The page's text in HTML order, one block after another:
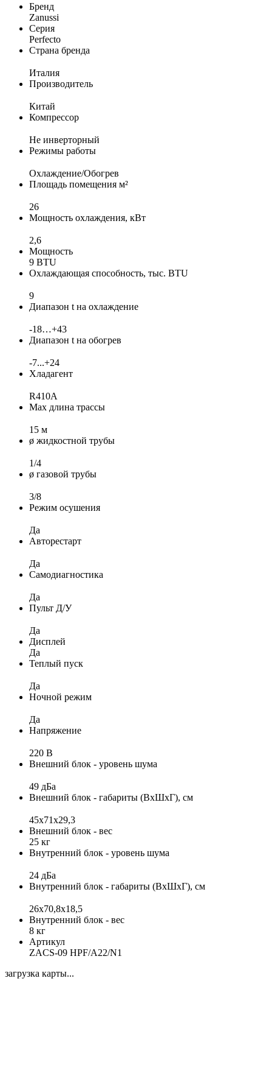
Бренд
Zanussi
Серия
Perfecto
Страна бренда
Италия
Производитель
Китай
Компрессор
Не инверторный
Режимы работы
Охлаждение/Обогрев
Площадь помещения м²
26
Мощность охлаждения, кВт
2,6
Мощность
9 BTU
Охлаждающая способность, тыс. BTU
9
Диапазон t на охлаждение
-18…+43
Диапазон t на обогрев
-7...+24
Хладагент
R410A
Max длина трассы
15 м
ø жидкостной трубы
1/4
ø газовой трубы
3/8
Режим осушения
Да
Авторестарт
Да
Самодиагностика
Да
Пульт Д/У
Да
Дисплей
Да
Теплый пуск
Да
Ночной режим
Да
Напряжение
220 В
Внешний блок - уровень шума
49 дБа
Внешний блок - габариты (ВхШхГ), см
45x71x29,3
Внешний блок - вес
25 кг
Внутренний блок - уровень шума
24 дБа
Внутренний блок - габариты (ВхШхГ), см
26x70,8x18,5
Внутренний блок - вес
8 кг
Артикул
ZACS-09 HPF/A22/N1
загрузка карты...